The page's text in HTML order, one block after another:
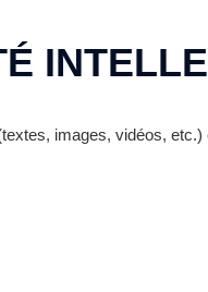
images, vidéos,